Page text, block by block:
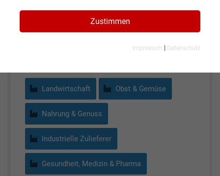
Royal Avebe
Landwirtschaft Obst & Gemüse
Nahrung & Genuss
Industrielle Zulieferer
Gesundheit, Medizin & Pharma
Zustimmen
Impressum | Datenschutz